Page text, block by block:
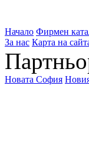
Начало Фирмен
За нас Карта на
Новата София